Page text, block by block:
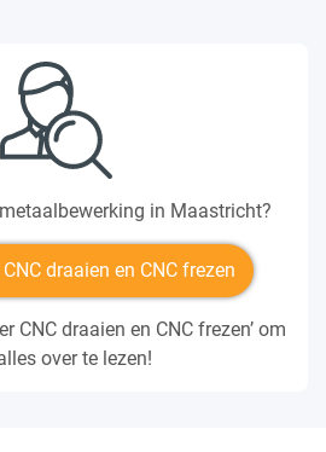
in Maastricht?
draaien en CNC frezen
CNC draaien en CNC frezen’ om
over te lezen!